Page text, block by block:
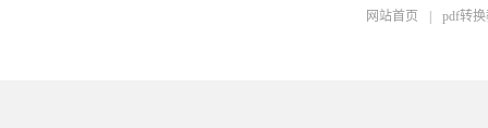
网站首页 pdf转